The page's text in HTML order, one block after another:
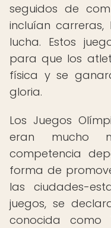
seguidos de
incluían
lucha. Estos
para que los
física y se
gloria.
Los Juegos
eran mucho
competencia
forma de
las ciudades-
juegos, se
conocida como